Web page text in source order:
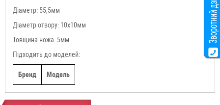
Діаметр: 55,5мм
Діаметр отвору: 10x10мм
Товщина ножа: 5мм
Підходить до моделей:
Бренд Модель